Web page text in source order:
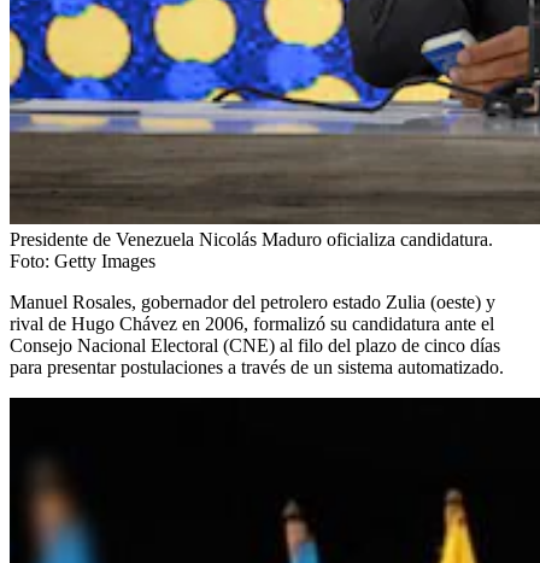
Presidente de Venezuela Nicolás Maduro oficializa candidatura.
Foto: Getty Images
Manuel Rosales, gobernador del petrolero estado Zulia (oeste) y
rival de Hugo Chávez en 2006, formalizó su candidatura ante el
Consejo Nacional Electoral (CNE) al filo del plazo de cinco días
para presentar postulaciones a través de un sistema automatizado.